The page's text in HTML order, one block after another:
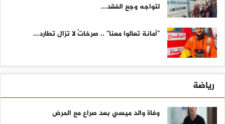
لتواجه وجع الفقد...
"أمانة تعالوا معنا" .. صرخاتٌ لا تزال تطارد...
رياضة
وفاة والد ميسي بعد صراع مع المرض